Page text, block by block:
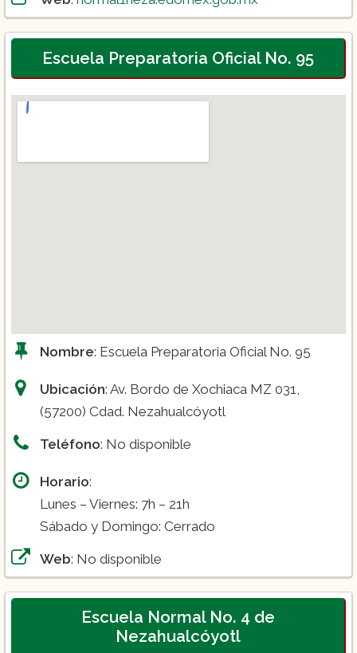
Escuela Preparatoria Oficial No. 95
Nombre: Escuela Preparatoria Oficial No. 95
Ubicación: Av. Bordo de Xochiaca MZ 031,
(57200) Cdad. Nezahualcóyotl
Teléfono: No disponible
Horario:
Lunes – Viernes: 7h – 21h
Sábado y Domingo: Cerrado
Web: No disponible
Escuela Normal No. 4 de
Nezahualcóyotl